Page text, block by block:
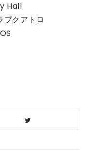
Hall
ブクアトロ